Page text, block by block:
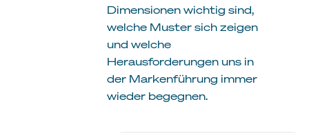
Dimensionen wichtig sind,
welche Muster sich zeigen
und welche
Herausforderungen uns in
der Markenführung immer
wieder begegnen.